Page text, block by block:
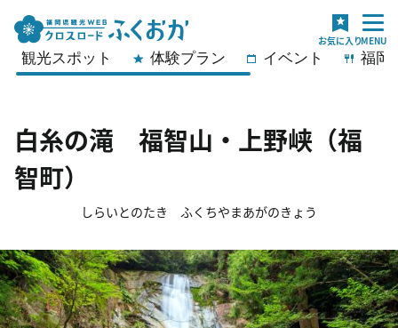
観光スポット 体験プラン イベント 福岡
白糸の滝 福智山・上野峡（福
智町）
しらいとのたき ふくちやまあがのきょう